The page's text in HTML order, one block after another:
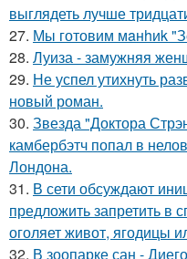
выглядеть лучше
27. Мы готовим мaнhиk
28. Луиза - замужняя
29. Не успел утихнуть
новый роман.
30. Звезда "Доктора
камбербэтч попал в
Лондона.
31. В сети обсуждают
предложить запретить в
оголяет живот, ягодицы
32. В зоопарке сан -